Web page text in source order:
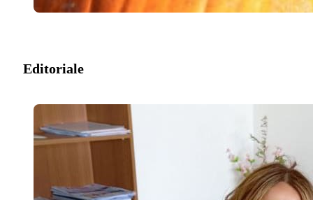
Editoriale